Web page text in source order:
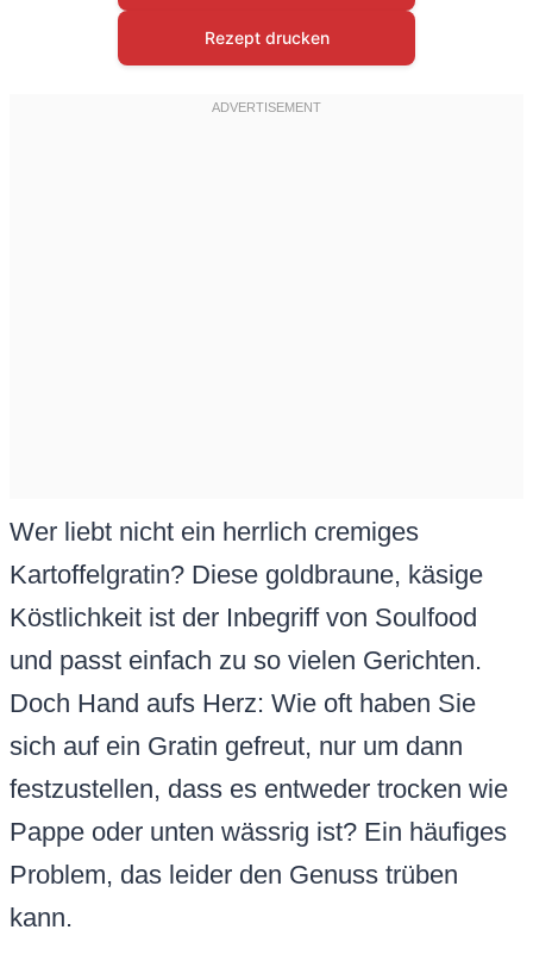
Rezept drucken
Wer liebt nicht ein herrlich cremiges
Kartoffelgratin? Diese goldbraune, käsige
Köstlichkeit ist der Inbegriff von Soulfood
und passt einfach zu so vielen Gerichten.
Doch Hand aufs Herz: Wie oft haben Sie
sich auf ein Gratin gefreut, nur um dann
festzustellen, dass es entweder trocken wie
Pappe oder unten wässrig ist? Ein häufiges
Problem, das leider den Genuss trüben
kann.